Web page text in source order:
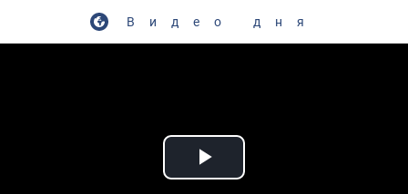
Видео дня
Play Video